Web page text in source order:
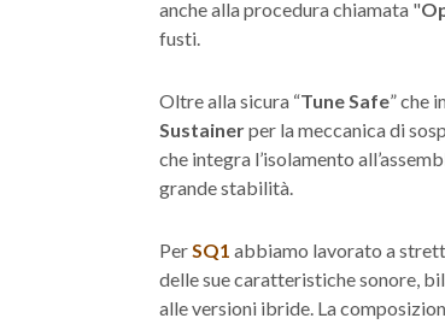
anche alla procedura chiamata "
fusti.
Oltre alla sicura “Tune Safe” che
Sustainerper la meccanica di
che integra l’isolamento
grande stabilità.
PerSQ1 abbiamo lavorato a
delle sue caratteristiche sonore,
alle versioni ibride. La